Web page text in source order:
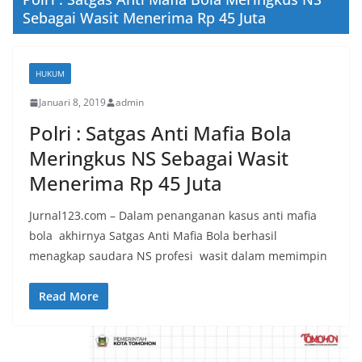
Sebagai Wasit Menerima Rp 45 Juta
HUKUM
Januari 8, 2019 admin
Polri : Satgas Anti Mafia Bola
Meringkus NS Sebagai Wasit
Menerima Rp 45 Juta
Jurnal123.com – Dalam penanganan kasus anti mafia
bola akhirnya Satgas Anti Mafia Bola berhasil
menagkap saudara NS profesi wasit dalam memimpin
Read More